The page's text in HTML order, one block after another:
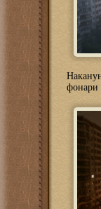
фонари